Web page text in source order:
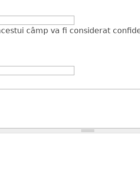
câmp va fi considerat